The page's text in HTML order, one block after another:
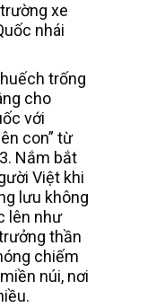
xe
nhái
trống
cho
với
con” từ
Nắm bắt
Việt khi
lưu không
lên như
thần
chiếm
núi, nơi